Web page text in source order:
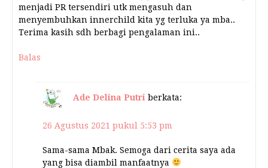
menjadi PR tersendiri utk mengasuh dan
menyembuhkan innerchild kita yg terluka ya mba..
Terima kasih sdh berbagi pengalaman ini..
Balas
Ade Delina Putri berkata:
26 Agustus 2021 pukul 5:53 pm
Sama-sama Mbak. Semoga dari cerita saya ada
yang bisa diambil manfaatnya